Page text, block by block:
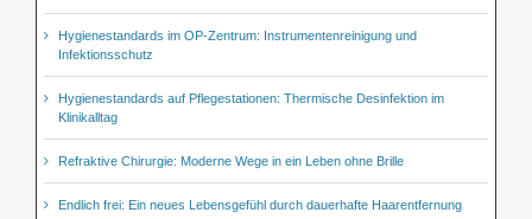
Hygienestandards im OP-Zentrum: Instrumentenreinigung und
Infektionsschutz
Hygienestandards auf Pflegestationen: Thermische Desinfektion im
Klinikalltag
Refraktive Chirurgie: Moderne Wege in ein Leben ohne Brille
Endlich frei: Ein neues Lebensgefühl durch dauerhafte Haarentfernung